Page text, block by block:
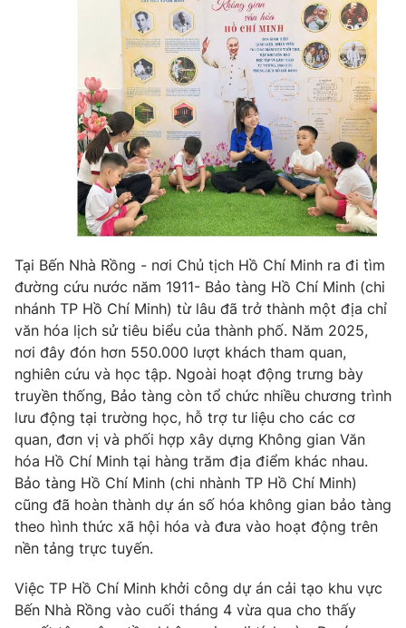
Tại Bến Nhà Rồng - nơi Chủ tịch Hồ Chí Minh ra đi tìm
đường cứu nước năm 1911- Bảo tàng Hồ Chí Minh (chi
nhánh TP Hồ Chí Minh) từ lâu đã trở thành một địa chỉ
văn hóa lịch sử tiêu biểu của thành phố. Năm 2025,
nơi đây đón hơn 550.000 lượt khách tham quan,
nghiên cứu và học tập. Ngoài hoạt động trưng bày
truyền thống, Bảo tàng còn tổ chức nhiều chương trình
lưu động tại trường học, hỗ trợ tư liệu cho các cơ
quan, đơn vị và phối hợp xây dựng Không gian Văn
hóa Hồ Chí Minh tại hàng trăm địa điểm khác nhau.
Bảo tàng Hồ Chí Minh (chi nhành TP Hồ Chí Minh)
cũng đã hoàn thành dự án số hóa không gian bảo tàng
theo hình thức xã hội hóa và đưa vào hoạt động trên
nền tảng trực tuyến.
Việc TP Hồ Chí Minh khởi công dự án cải tạo khu vực
Bến Nhà Rồng vào cuối tháng 4 vừa qua cho thấy